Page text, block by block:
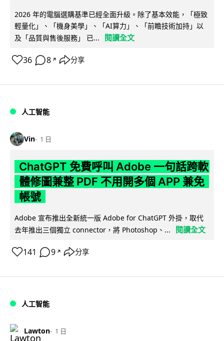
2026 年的電腦選購基準已經全面升級。除了基本效能，「極致
輕量化」、「機身美學」、「AI算力」、「前瞻技術加持」以
及「品質與售後服務」 已...
閱讀全文
36 8 ↗ 分享
人工智能
Vin 1 日
ChatGPT 免費呼叫 Adobe 一句話跨軟
體修圖兼整 PDF 不用開多個 APP 兼免
帳號
Adobe 宣布推出全新統一版 Adobe for ChatGPT 外掛，取代
去年推出三個獨立 connector，將 Photoshop、...
閱讀全文
141 9 ↗ 分享
人工智能
Lawton 1 日